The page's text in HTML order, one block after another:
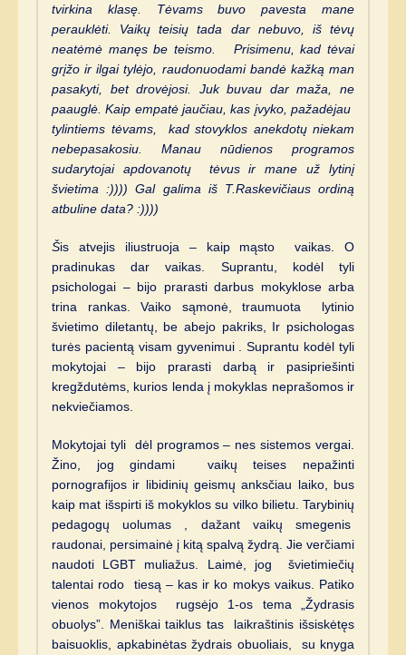
tvirkina klasę. Tėvams buvo pavesta mane
perauklėti. Vaikų teisių tada dar nebuvo, iš tėvų
neatėmė manęs be teismo. Prisimenu, kad tėvai
grįžo ir ilgai tylėjo, raudonuodami bandė kažką man
pasakyti, bet drovėjosi. Juk buvau dar maža, ne
paauglė. Kaip empatė jaučiau, kas įvyko, pažadėjau
tylintiems tėvams, kad stovyklos anekdotų niekam
nebepasakosiu. Manau nūdienos programos
sudarytojai apdovanotų tėvus ir mane už lytinį
švietima :)))) Gal galima iš T.Raskevičiaus ordiną
atbuline data? :))))
Šis atvejis iliustruoja – kaip mąsto vaikas. O
pradinukas dar vaikas. Suprantu, kodėl tyli
psichologai – bijo prarasti darbus mokyklose arba
trina rankas. Vaiko sąmonė, traumuota lytinio
švietimo diletantų, be abejo pakriks, Ir psichologas
turės pacientą visam gyvenimui . Suprantu kodėl tyli
mokytojai – bijo prarasti darbą ir pasipriešinti
kregždutėms, kurios lenda į mokyklas neprašomos ir
nekviečiamos.
Mokytojai tyli dėl programos – nes sistemos vergai.
Žino, jog gindami vaikų teises nepažinti
pornografijos ir libidinių geismų anksčiau laiko, bus
kaip mat išspirti iš mokyklos su vilko bilietu. Tarybinių
pedagogų uolumas , dažant vaikų smegenis
raudonai, persimainė į kitą spalvą žydrą. Jie verčiami
naudoti LGBT muliažus. Laimė, jog švietimiečių
talentai rodo tiesą – kas ir ko mokys vaikus. Patiko
vienos mokytojos rugsėjo 1-os tema „Žydrasis
obuolys”. Meniškai taiklus tas laikraštinis išsiskėtęs
baisuoklis, apkabinėtas žydrais obuoliais, su knyga